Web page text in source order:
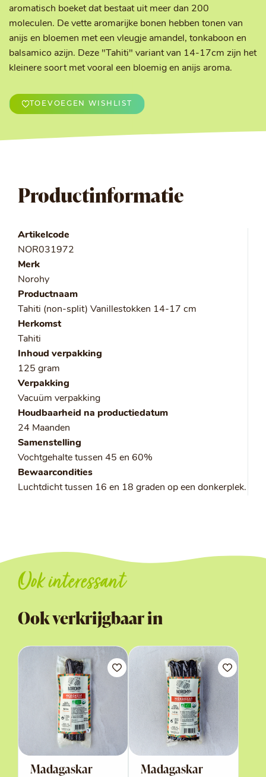
aromatisch boeket dat bestaat uit meer dan 200
moleculen. De vette aromarijke bonen hebben tonen van
anijs en bloemen met een vleugje amandel, tonkaboon en
balsamico azijn. Deze "Tahiti" variant van 14-17cm zijn het
kleinere soort met vooral een bloemig en anijs aroma.
TOEVOEGEN WISHLIST
Productinformatie
Artikelcode
NOR031972
Merk
Norohy
Productnaam
Tahiti (non-split) Vanillestokken 14-17 cm
Herkomst
Tahiti
Inhoud verpakking
125 gram
Verpakking
Vacuüm verpakking
Houdbaarheid na productiedatum
24 Maanden
Samenstelling
Vochtgehalte tussen 45 en 60%
Bewaarcondities
Luchtdicht tussen 16 en 18 graden op een donkerplek.
Ook interessant
Ook verkrijgbaar in
Madagaskar
Madagaskar